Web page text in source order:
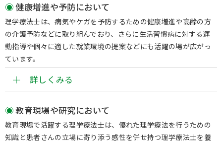
健康増進や予防において
理学療法士は、病気やケガを予防するための健康増進や高齢の方
の介護予防などに取り組んでおり、さらに生活習慣病に対する運
動指導や個々に適した就業環境の提案などにも活躍の場が広がっ
ています。
詳しくみる
教育現場や研究において
教育現場で活躍する理学療法士は、優れた理学療法を行うための
知識と患者さんの立場に寄り添う感性を併せ持つ理学療法士を養